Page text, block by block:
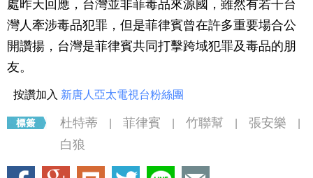
處昨天回應，台灣並非菲毒品來源國，雖然有若干台
灣人牽涉毒品犯罪，但是菲律賓曾在許多重要場合公
開讚揚，台灣是菲律賓共同打擊跨域犯罪及毒品的朋
友。
按讚加入 新唐人亞太電視台粉絲團
杜特蒂 菲律賓 竹聯幫 張安樂
白狼